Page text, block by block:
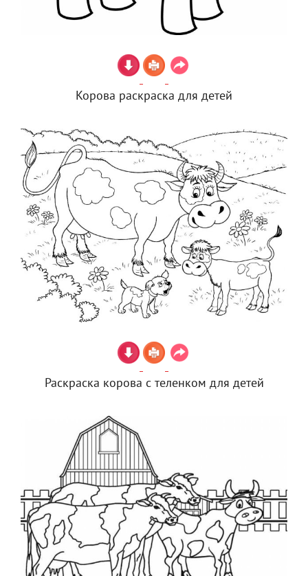
Корова раскраска для детей
Раскраска корова с теленком для детей